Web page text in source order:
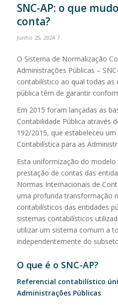
SNC-AP: o que
conta?
Junho 25, 2024 /
O Sistema de Normalização
Administrações Públicas –
contabilístico ao qual todas as
pública têm de garantir
Em 2015 foram lançadas as
Contabilidade Pública através
192/2015, que estabeleceu
Contabilística para as
Esta uniformização do
prestação de contas das
Normas Internacionais de
uma profunda transformação
contabilísticos das entidades
sistemas contabilísticos
utilizar um sistema comum a
independentemente do
O que é o SNC-AP?
Referencial contabilístico
Administrações Públicas